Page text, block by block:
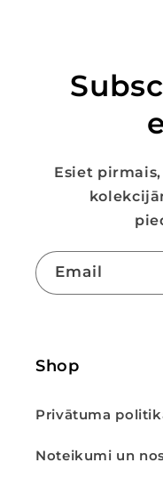
Esiet
Email
Shop
Privātuma
Noteikumi un